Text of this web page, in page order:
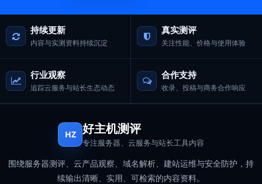
持续更新
内容与实测资料持续沉淀
真实测评
关注性能、价格与使用体验
行业观察
追踪云服务与站长生态动态
合作支持
收录、投稿与商务合作响应
HZ 好主机测评
专注服务器、云服务与站长工具内容
围绕服务器测评、云产品观察、域名解析、建站运维与安全防护，持
续输出清晰、实用、可检索的内容资料。